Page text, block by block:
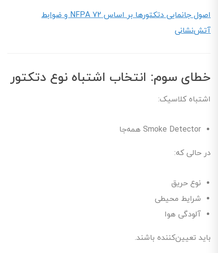
اصول جانمایی دتکتورها بر اساس NFPA 72 و ضوابط
آتش‌نشانی
خطای سوم: انتخاب اشتباه نوع دتکتور
اشتباه کلاسیک:
Smoke Detector همه‌جا
در حالی که:
نوع حریق
شرایط محیطی
آلودگی هوا
باید تعیین‌کننده باشند.